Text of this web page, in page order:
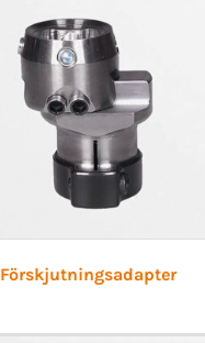
Förskjutningsadapter